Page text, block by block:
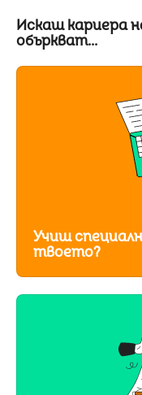
Искаш кариера
объркват...
Учиш
твоето?